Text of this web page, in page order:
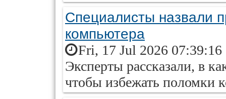
Специалисты назвали
компьютера
Fri, 17 Jul 2026 07:39:16
Эксперты рассказали, в
чтобы избежать поломки